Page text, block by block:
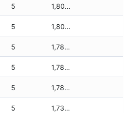
5 1,800 zł
5 1,800 zł
5 1,780 zł
5 1,780 zł
5 1,780 zł
5 1,730 zł